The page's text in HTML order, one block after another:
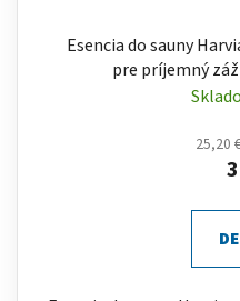
Esencia do sauny
pre príjemný
25,20